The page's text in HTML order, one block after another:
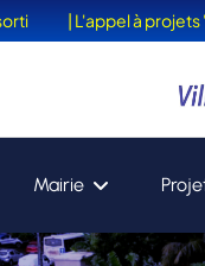
Mairie
| L'appel à projets "Elles